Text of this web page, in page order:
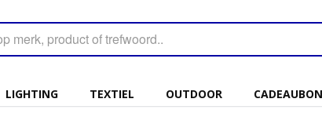
LIGHTING TEXTIEL OUTDOOR CADEAUBON